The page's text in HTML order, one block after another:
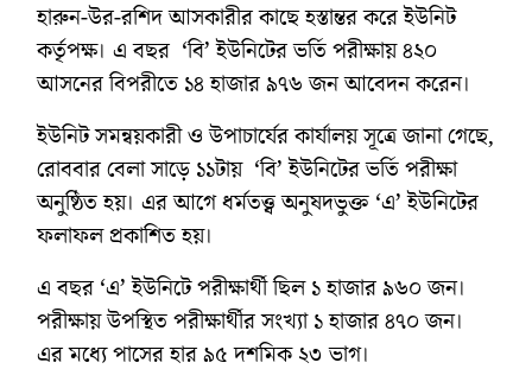
হারুন-উর-রশিদ আসকারীর কাছে হস্তান্তর করে ইউনিট
কর্তৃপক্ষ। এ বছর ‘বি’ ইউনিটের ভর্তি পরীক্ষায় ৪২০
আসনের বিপরীতে ১৪ হাজার ৯৭৬ জন আবেদন করেন।
ইউনিট সমন্বয়কারী ও উপাচার্যের কার্যালয় সূত্রে জানা গেছে,
রোববার বেলা সাড়ে ১১টায় ‘বি’ ইউনিটের ভর্তি পরীক্ষা
অনুষ্ঠিত হয়। এর আগে ধর্মতত্ত্ব অনুষদভুক্ত ‘এ’ ইউনিটের
ফলাফল প্রকাশিত হয়।
এ বছর ‘এ’ ইউনিটে পরীক্ষার্থী ছিল ১ হাজার ৯৬০ জন।
পরীক্ষায় উপস্থিত পরীক্ষার্থীর সংখ্যা ১ হাজার ৪৭০ জন।
এর মধ্যে পাসের হার ৯৫ দশমিক ২৩ ভাগ।